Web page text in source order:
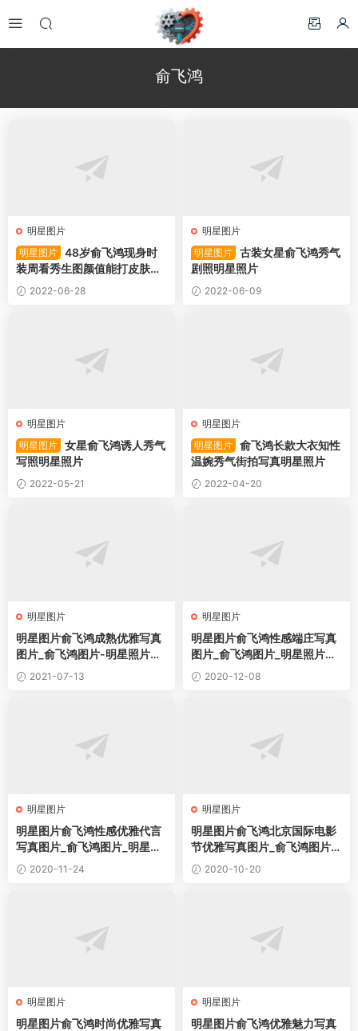
俞飞鸿
明星图片
明星图片 48岁俞飞鸿现身时
装周看秀生图颜值能打皮肤滑
嫩秀气佳明星图片
2022-06-28
明星图片
明星图片 古装女星俞飞鸿秀气
剧照明星照片
2022-06-09
明星图片
明星图片 女星俞飞鸿诱人秀气
写照明星照片
2022-05-21
明星图片
明星图片 俞飞鸿长款大衣知性
温婉秀气街拍写真明星照片
2022-04-20
明星图片
明星图片俞飞鸿成熟优雅写真
图片_俞飞鸿图片-明星照片桌
面壁纸
2021-07-13
明星图片
明星图片俞飞鸿性感端庄写真
图片_俞飞鸿图片_明星照片桌
面壁纸
2020-12-08
明星图片
明星图片俞飞鸿性感优雅代言
写真图片_俞飞鸿图片_明星照
片桌面壁纸
2020-11-24
明星图片
明星图片俞飞鸿北京国际电影
节优雅写真图片_俞飞鸿图片_
明星照片桌面壁纸
2020-10-20
明星图片
明星图片俞飞鸿时尚优雅写真
明星图片
明星图片俞飞鸿优雅魅力写真